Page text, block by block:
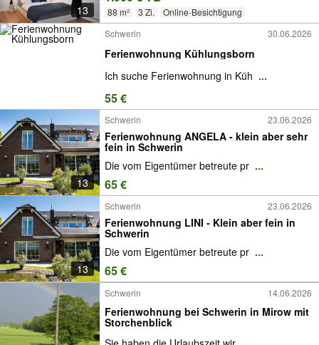
13 88 m² 3 Zi.
Online-Besichtigung
Schwerin
30.06.2026
Ferienwohnung Kühlungsborn
Ich suche Ferienwohnung in Küh ...
55 €
13
Schwerin 23.06.2026
Ferienwohnung ANGELA - klein aber sehr
fein in Schwerin
Die vom Eigentümer betreute pr ...
65 €
13
Schwerin 23.06.2026
Ferienwohnung LINI - Klein aber fein in
Schwerin
Die vom Eigentümer betreute pr ...
65 €
Schwerin 14.06.2026
Ferienwohnung bei Schwerin in Mirow mit
Storchenblick